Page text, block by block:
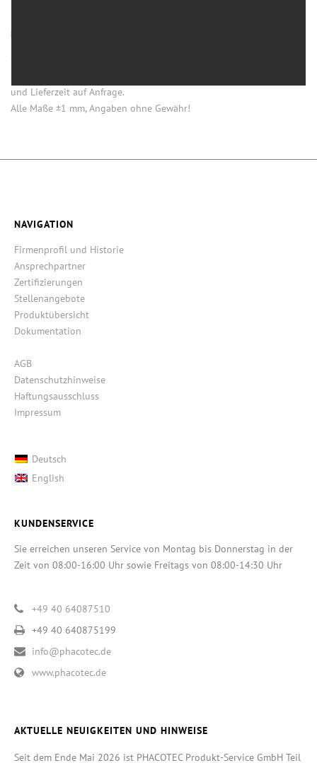
HINWEISE
und Lieferzeit auf Anfrage.
Alle Maße ±1 mm, Angaben ohne Gewähr!
NAVIGATION
Firmenprofil und Historie
Ansprechpartner
Zertifizierungen
Stellenangebote
Produktübersicht
Dokumentation
AGB
Datenschutzhinweise
Haftungsausschluss
Impressum
Deutsch
English
KUNDENSERVICE
Sie erreichen unseren Service von Montag bis Donnerstag in der
Zeit von 08:00-16:00 Uhr sowie Freitags von 08:00-14:30 Uhr
+49 40 64087510
+49 40 640875199
info@phacotec.de
www.phacotec.de
AKTUELLE NEUIGKEITEN UND HINWEISE
Seit dem Ende Mai 2026 ist PHACOTEC Produkt-Service GmbH Teil